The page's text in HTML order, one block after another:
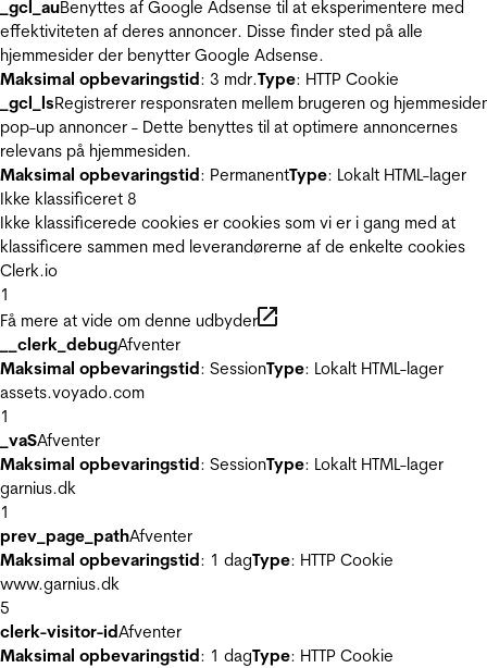
_gcl_auBenyttes af Google Adsense til at eksperimentere med
effektiviteten af deres annoncer. Disse finder sted på alle
hjemmesider der benytter Google Adsense.
Maksimal opbevaringstid: 3 mdr.Type: HTTP Cookie
_gcl_lsRegistrerer responsraten mellem brugeren og
pop-up annoncer - Dette benyttes til at optimere annoncernes
relevans på hjemmesiden.
Maksimal opbevaringstid: PermanentType: Lokalt HTML-lager
Ikke klassificeret 8
Ikke klassificerede cookies er cookies som vi er i gang med at
klassificere sammen med leverandørerne af de enkelte cookies
Clerk.io
1
Få mere at vide om denne udbyder
__clerk_debugAfventer
Maksimal opbevaringstid: SessionType: Lokalt HTML-lager
assets.voyado.com
1
_vaSAfventer
Maksimal opbevaringstid: SessionType: Lokalt HTML-lager
garnius.dk
1
prev_page_pathAfventer
Maksimal opbevaringstid: 1 dagType: HTTP Cookie
www.garnius.dk
5
clerk-visitor-idAfventer
Maksimal opbevaringstid: 1 dagType: HTTP Cookie